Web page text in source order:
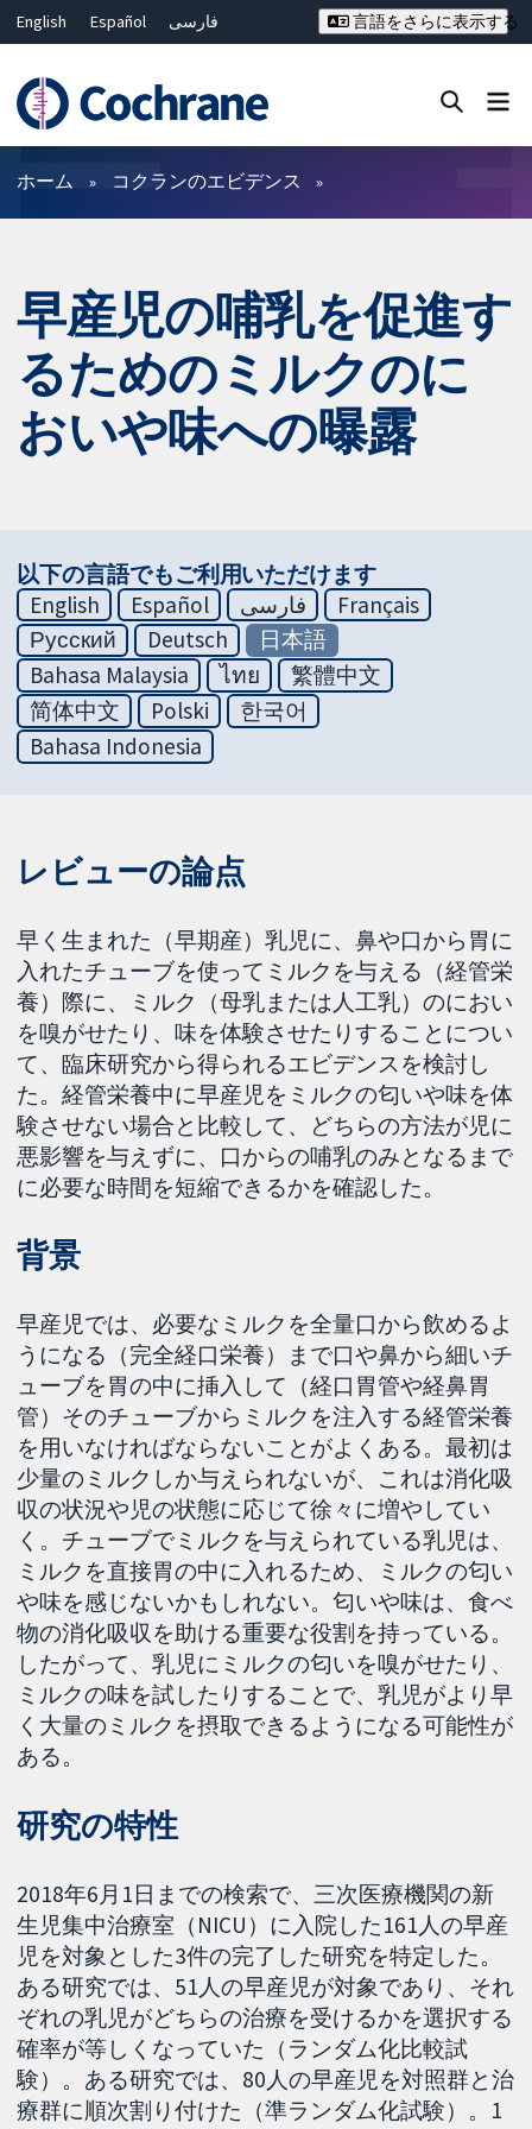
English Español
فارسی
Deutsch
Bahasa Malaysia
ไทย
繁體中文
简体中文
言語をさらに表示する
フィルター
ホーム コクランのエビデンス
早産児の哺乳を促進す
るためのミルクのに
おいや味への曝露
以下の言語でもご利用いただけます
English
Español فارسی
Français
Русский
Deutsch
日本語
Bahasa Malaysia
ไทย
繁體中文
简体中文
Polski
한국어
Bahasa Indonesia
レビューの論点
早く生まれた（早期産）乳児に、鼻や口から胃に
入れたチューブを使ってミルクを与える（経管栄
養）際に、ミルク（母乳または人工乳）のにおい
を嗅がせたり、味を体験させたりすることについ
て、臨床研究から得られるエビデンスを検討し
た。経管栄養中に早産児をミルクの匂いや味を体
験させない場合と比較して、どちらの方法が児に
悪影響を与えずに、口からの哺乳のみとなるまで
に必要な時間を短縮できるかを確認した。
背景
早産児では、必要なミルクを全量口から飲めるよ
うになる（完全経口栄養）まで口や鼻から細いチ
ューブを胃の中に挿入して（経口胃管や経鼻胃
管）そのチューブからミルクを注入する経管栄養
を用いなければならないことがよくある。最初は
少量のミルクしか与えられないが、これは消化吸
収の状況や児の状態に応じて徐々に増やしてい
く。チューブでミルクを与えられている乳児は、
ミルクを直接胃の中に入れるため、ミルクの匂い
や味を感じないかもしれない。匂いや味は、食べ
物の消化吸収を助ける重要な役割を持っている。
したがって、乳児にミルクの匂いを嗅がせたり、
ミルクの味を試したりすることで、乳児がより早
く大量のミルクを摂取できるようになる可能性が
ある。
研究の特性
2018年6月1日までの検索で、三次医療機関の新
生児集中治療室（NICU）に入院した161人の早産
児を対象とした3件の完了した研究を特定した。
ある研究では、51人の早産児が対象であり、それ
ぞれの乳児がどちらの治療を受けるかを選択する
確率が等しくなっていた（ランダム化比較試
験）。ある研究では、80人の早産児を対照群と治
療群に順次割り付けた（準ランダム化試験）。1